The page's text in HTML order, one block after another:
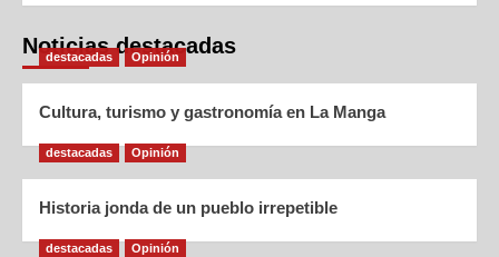
Noticias destacadas
destacadas Opinión
Cultura, turismo y gastronomía en La Manga
destacadas Opinión
Historia jonda de un pueblo irrepetible
destacadas Opinión